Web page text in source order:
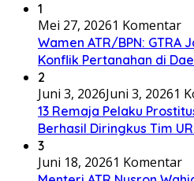
1
Mei 27, 20261 Komentar
Wamen ATR/BPN: GTRA
Konflik Pertanahan di
2
Juni 3, 2026Juni 3, 20261
13 Remaja Pelaku
Berhasil Diringkus Tim
3
Juni 18, 20261 Komentar